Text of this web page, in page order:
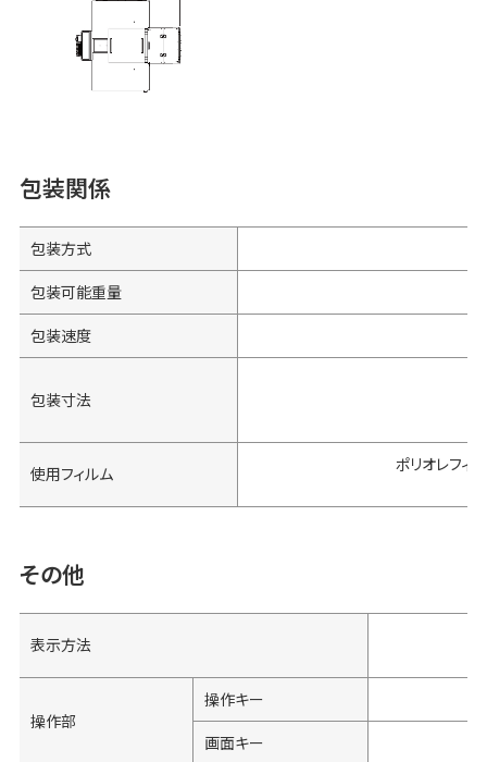
包装関係
包装方式
包装可能重量
包装速度
包装寸法
使用フィルム ポリオレフィ
その他
表示方法
操作部
操作キー
画面キー